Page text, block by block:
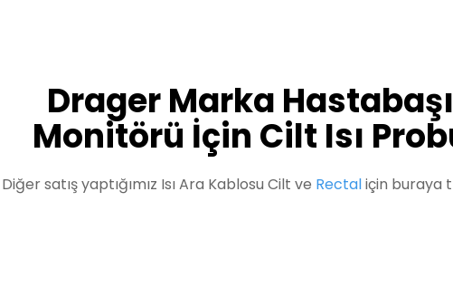
Drager Marka Hastabaşı
Monitörü İçin Cilt Isı
Diğer satış yaptığımız Isı Ara Kablosu Cilt ve Rectaliçin buraya